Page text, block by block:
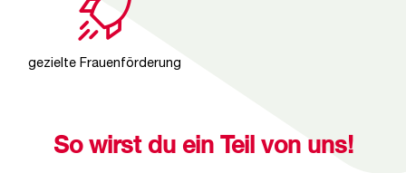
gezielte Frauenförderung
So wirst du ein Teil von uns!